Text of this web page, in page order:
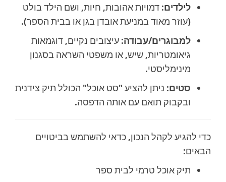
לילדים: דמויות אהובות, חיות, ושם הילד בולט
(עוזר מאוד במניעת אובדן בגן או בבית הספר).
למבוגרים/עבודה: עיצובים נקיים, דוגמאות
גיאומטריות, שיש, או משפטי השראה בסגנון
מינימליסטי.
סטים: ניתן להציע "סט אוכל" הכולל תיק צידנית
ובקבוק תואם עם אותה הדפסה.
כדי להגיע לקהל הנכון, כדאי להשתמש בביטויים
הבאים:
תיק אוכל טרמי לבית ספר